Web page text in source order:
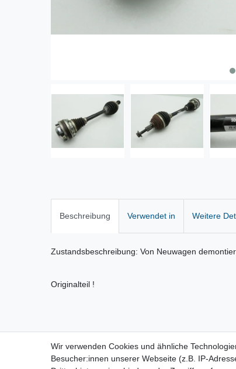
Beschreibung Verwendet in Weitere
Zustandsbeschreibung: Von Neuwagen
Originalteil !
Vertrag
Wir verwenden Cookies und ähnliche
Besucher:innen unserer Webseite (z.B. IP-